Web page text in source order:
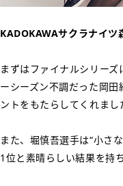
KADOKAWAサクラナイツ
まずはファイナルシリー
ーシーズン不調だった岡
ントをもたらしてくれまし
また、堀慎吾選手は“小さ
1位と素晴らしい結果を持